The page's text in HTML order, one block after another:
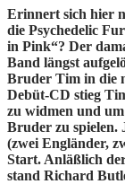
Erinnert sich hier
die Psychedelic
in Pink“? Der
Band längst
Bruder Tim in die
Debüt-CD stieg
zu widmen und
Bruder zu spielen.
(zwei Engländer,
Start. Anläßlich
stand Richard